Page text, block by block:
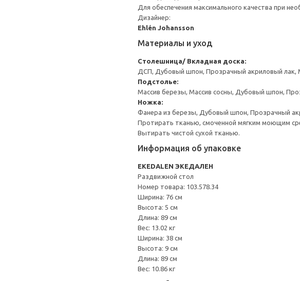
Для обеспечения максимального качества при
Дизайнер:
Ehlén Johansson
Материалы и уход
Столешница/ Вкладная доска:
ДСП, Дубовый шпон, Прозрачный акриловый лак,
Подстолье:
Массив березы, Массив сосны, Дубовый шпон,
Ножка:
Фанера из березы, Дубовый шпон, Прозрачный
Протирать тканью, смоченной мягким моющим
Вытирать чистой сухой тканью.
Информация об упаковке
EKEDALEN ЭКЕДАЛЕН
Раздвижной стол
Номер товара: 103.578.34
Ширина: 76 см
Высота: 5 см
Длина: 89 см
Вес: 13.02 кг
Ширина: 38 см
Высота: 9 см
Длина: 89 см
Вес: 10.86 кг